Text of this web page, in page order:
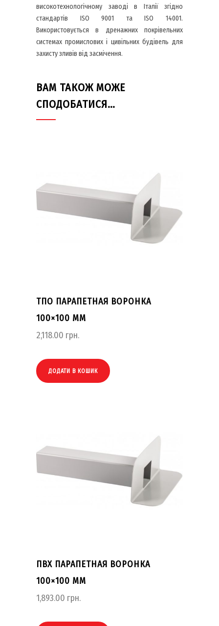
високотехнологічному заводі в Італії згідно
стандартів ISO 9001 та ISO 14001.
Використовується в дренажних покрівельних
системах промислових і цивільних будівель для
захисту зливів від засмічення.
ВАМ ТАКОЖ МОЖЕ
СПОДОБАТИСЯ…
ТПО ПАРАПЕТНАЯ ВОРОНКА
100×100 ММ
2,118.00 грн.
ДОДАТИ В КОШИК
ПВХ ПАРАПЕТНАЯ ВОРОНКА
100×100 ММ
1,893.00 грн.